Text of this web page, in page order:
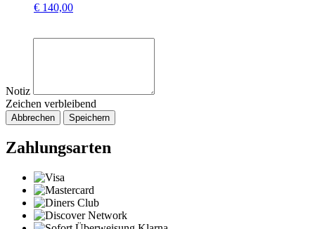
€ 140,00
Notiz
Zeichen verbleibend
Abbrechen Speichern
Zahlungsarten